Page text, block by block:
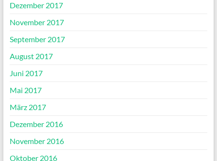
Dezember 2017
November 2017
September 2017
August 2017
Juni 2017
Mai 2017
März 2017
Dezember 2016
November 2016
Oktober 2016